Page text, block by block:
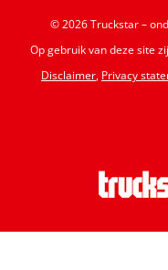
© 2026 Truckstar –
Op gebruik van deze site
Disclaimer, Privacy